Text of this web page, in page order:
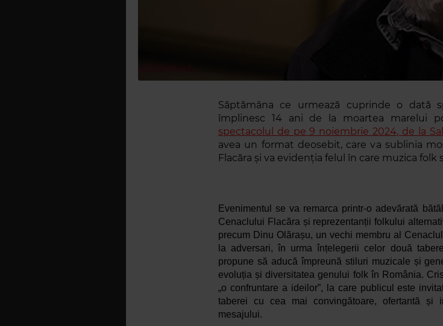
Săptămâna ce urmează cuprinde o dată
împlinesc 14 ani de la moartea marelui
spectacolul de pe 9 noiembrie 2024, de la
avea un format deosebit, care va sublinia
Flacăra și va evidenția felul în care muzica folk
Evenimentul se va remarca printr-o adevărată
Cenaclului Flacăra și reprezentanții folkului
precum Dinu Olărașu, un vechi membru al
la adversari, în urma înțelegerii celor două
propune să aducă împreună stiluri muzicale și
evoluția și diversitatea genului folk în România.
„o confruntare a ideilor”, la care publicul este
taberei cu cea mai convingătoare, ofertantă și
mesajului.